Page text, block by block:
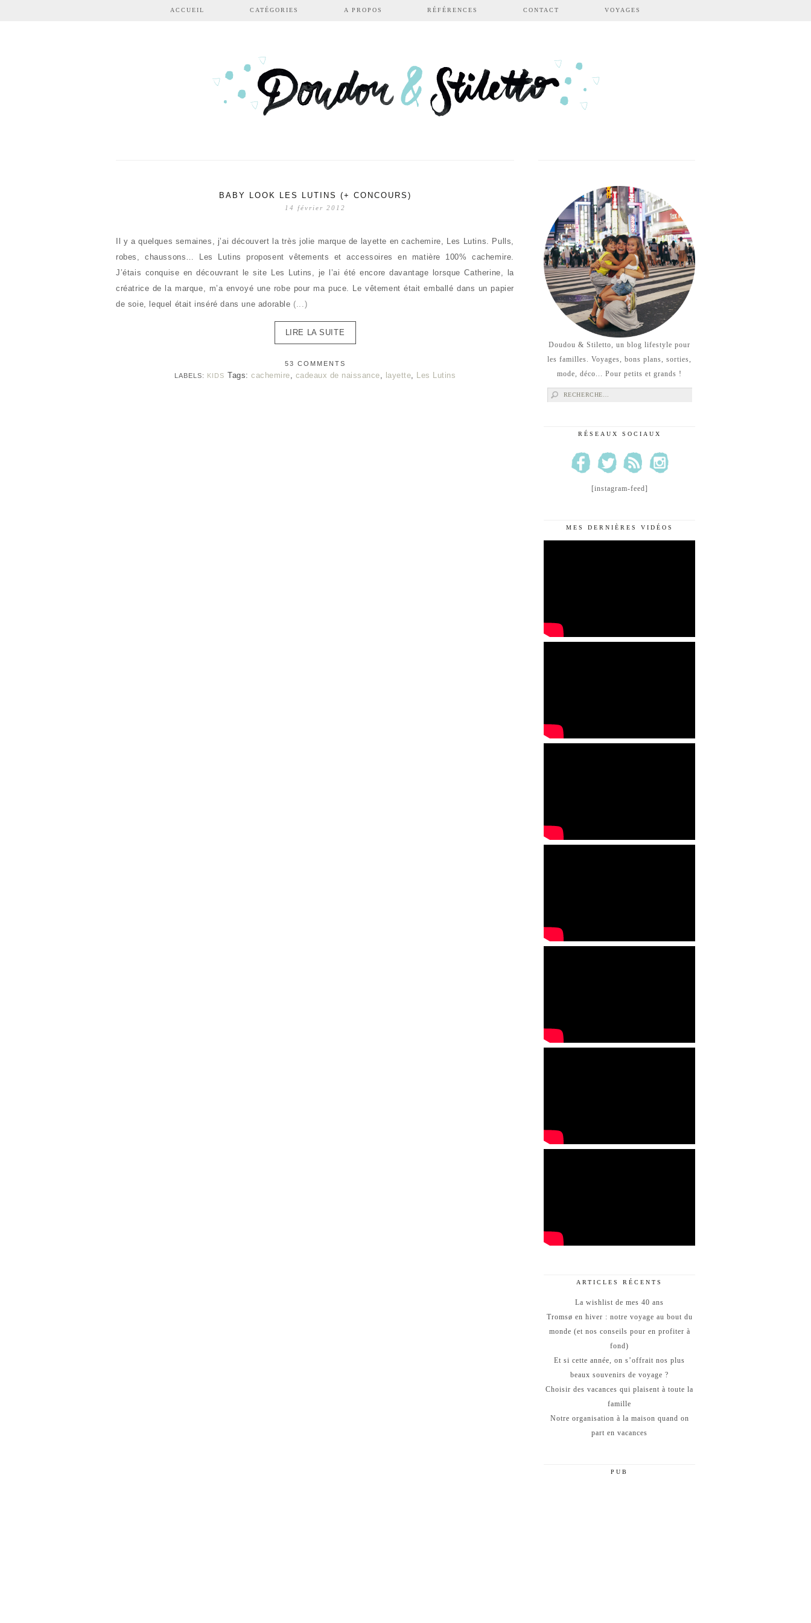
Aller au contenu principal
ACCUEIL CATÉGORIES A PROPOS RÉFÉRENCES CONTACT VOYAGES
BABY LOOK LES LUTINS (+ CONCOURS)
14 février 2012
Il y a quelques semaines, j’ai découvert la très jolie marque de layette en cachemire, Les Lutins. Pulls,
robes, chaussons… Les Lutins proposent vêtements et accessoires en matière 100% cachemire.
J’étais conquise en découvrant le site Les Lutins, je l’ai été encore davantage lorsque Catherine, la
créatrice de la marque, m’a envoyé une robe pour ma puce. Le vêtement était emballé dans un papier
de soie, lequel était inséré dans une adorable (...)
LIRE LA SUITE
53 COMMENTS
LABELS: KIDS Tags: cachemire, cadeaux de naissance, layette, Les Lutins
Doudou & Stiletto, un blog lifestyle pour
les familles. Voyages, bons plans, sorties,
mode, déco... Pour petits et grands !
Rechercher :
RÉSEAUX SOCIAUX
[instagram-feed]
MES DERNIÈRES VIDÉOS
ARTICLES RÉCENTS
La wishlist de mes 40 ans
Tromsø en hiver : notre voyage au bout du
monde (et nos conseils pour en profiter à
fond)
Et si cette année, on s’offrait nos plus
beaux souvenirs de voyage ?
Choisir des vacances qui plaisent à toute la
famille
Notre organisation à la maison quand on
part en vacances
PUB